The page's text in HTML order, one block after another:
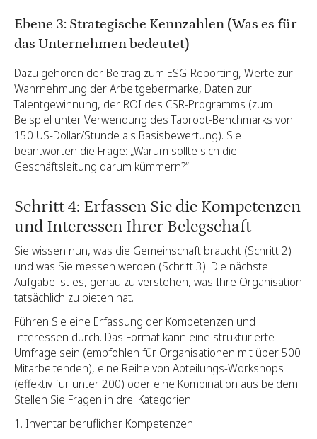
Ebene 3: Strategische Kennzahlen (Was es für
das Unternehmen bedeutet)
Dazu gehören der Beitrag zum ESG-Reporting, Werte zur
Wahrnehmung der Arbeitgebermarke, Daten zur
Talentgewinnung, der ROI des CSR-Programms (zum
Beispiel unter Verwendung des Taproot-Benchmarks von
150 US-Dollar/Stunde als Basisbewertung). Sie
beantworten die Frage: „Warum sollte sich die
Geschäftsleitung darum kümmern?“
Schritt 4: Erfassen Sie die Kompetenzen
und Interessen Ihrer Belegschaft
Sie wissen nun, was die Gemeinschaft braucht (Schritt 2)
und was Sie messen werden (Schritt 3). Die nächste
Aufgabe ist es, genau zu verstehen, was Ihre Organisation
tatsächlich zu bieten hat.
Führen Sie eine Erfassung der Kompetenzen und
Interessen durch. Das Format kann eine strukturierte
Umfrage sein (empfohlen für Organisationen mit über 500
Mitarbeitenden), eine Reihe von Abteilungs-Workshops
(effektiv für unter 200) oder eine Kombination aus beidem.
Stellen Sie Fragen in drei Kategorien:
Inventar beruflicher Kompetenzen